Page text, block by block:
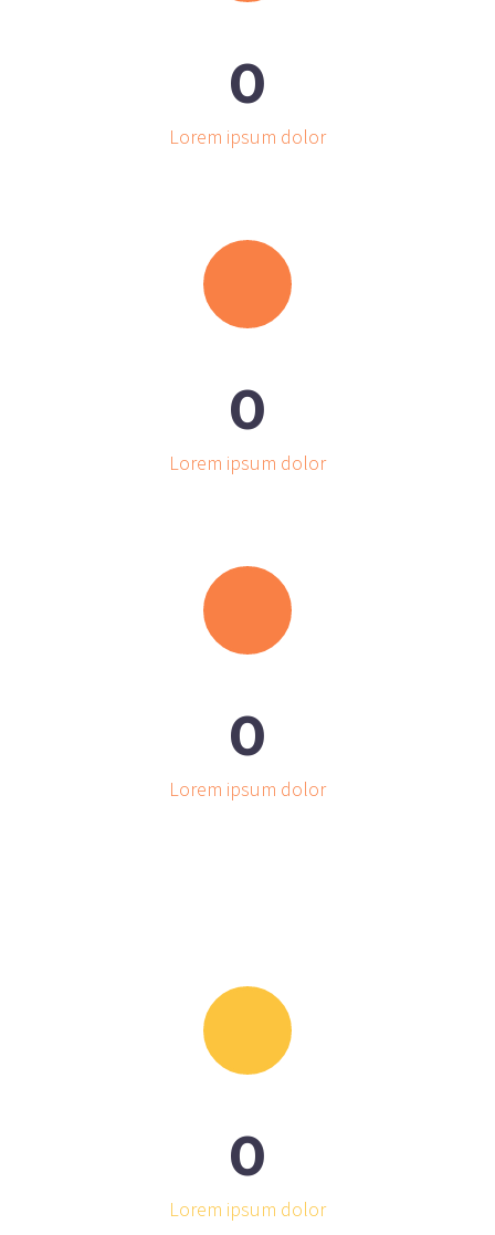
0
Lorem ipsum dolor
0
Lorem ipsum dolor
0
Lorem ipsum dolor
0
Lorem ipsum dolor